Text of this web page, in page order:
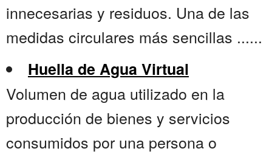
innecesarias y residuos. Una de las
medidas circulares más sencillas ......
Huella de Agua Virtual
Volumen de agua utilizado en la
producción de bienes y servicios
consumidos por una persona o